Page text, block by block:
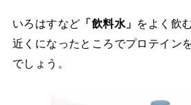
いろはすなど 「飲料水」 をよく飲
近くになったところでプロテイン
でしょう。